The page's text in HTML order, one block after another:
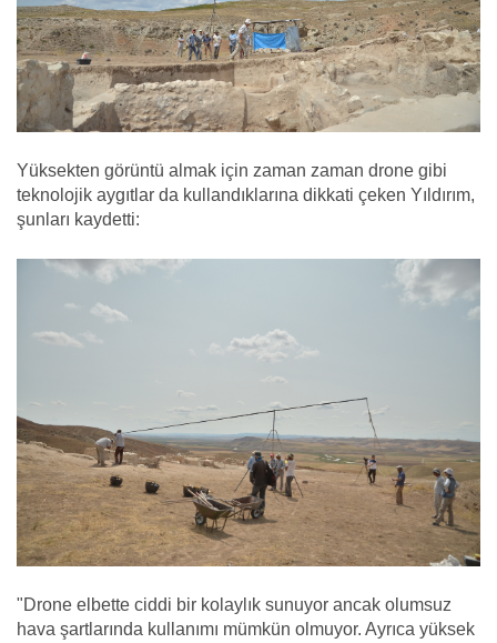
Yüksekten görüntü almak için zaman zaman drone gibi
teknolojik aygıtlar da kullandıklarına dikkati çeken Yıldırım,
şunları kaydetti:
"Drone elbette ciddi bir kolaylık sunuyor ancak olumsuz
hava şartlarında kullanımı mümkün olmuyor. Ayrıca yüksek